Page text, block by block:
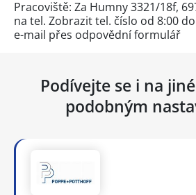
Pracoviště: Za Humny 3321/18f,
na tel. Zobrazit tel. číslo od 8:00
e-mail přes odpovědní formulář
Podívejte se i na
podobným